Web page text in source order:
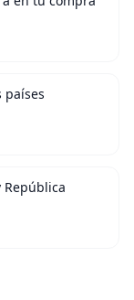
países
República